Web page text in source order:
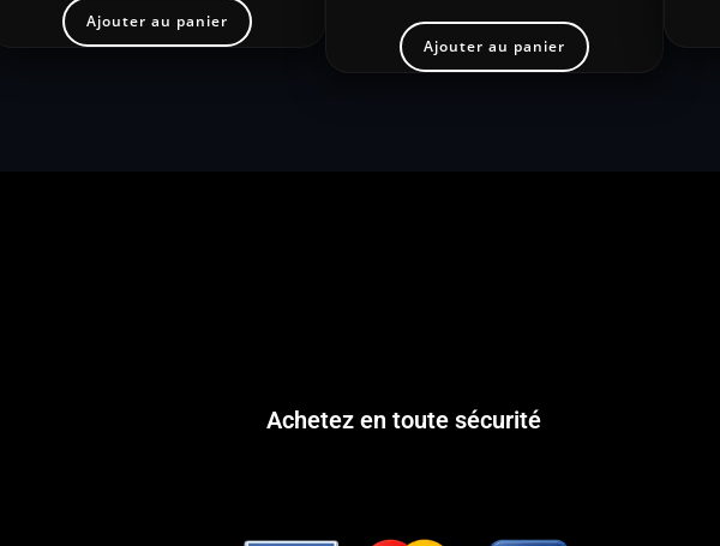
Ajouter au panier
Ajouter au panier
Achetez en toute sécurité